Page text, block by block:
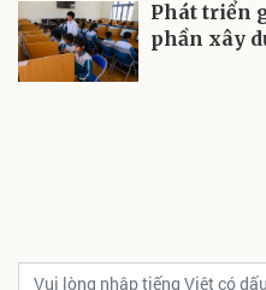
Phát triển
phần xây